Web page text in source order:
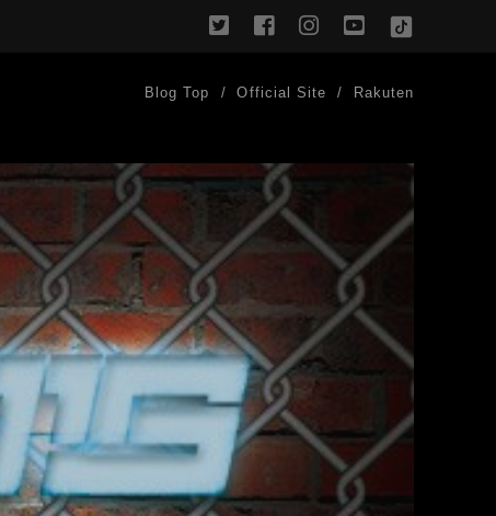
twitterfacebookinstagram
youtube
TikTok
Blog Top Official Site Rakuten